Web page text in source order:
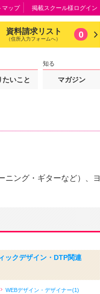
資料請求リスト
（住所入力フォームへ） 0
たいこと
知る
マガジン
マップ 掲載スクール様ログイン
ニング・ギターなど）、ヨ
ックデザイン・DTP関連
WEBデザイン・デザイナー(1)